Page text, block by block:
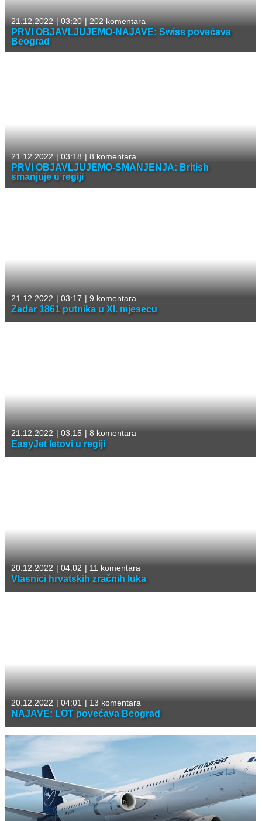
21.12.2022 |03:20 |202 komentara
PRVI OBJAVLJUJEMO-NAJAVE: Swiss povećava
Beograd
21.12.2022 |03:18 |8 komentara
PRVI OBJAVLJUJEMO-SMANJENJA: British
smanjuje u regiji
21.12.2022 | 03:17 | 9 komentara
Zadar 1861 putnika u XI. mjesecu
21.12.2022 | 03:15 | 8 komentara
EasyJet letovi u regiji
20.12.2022 | 04:02 | 11 komentara
Vlasnici hrvatskih zračnih luka
20.12.2022 | 04:01 | 13 komentara
NAJAVE: LOT povećava Beograd